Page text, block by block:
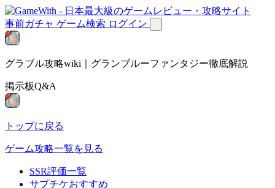
事前ガチャ ゲーム検索 ログイン
グラブル攻略wiki｜グランブルーファンタジー徹底解説
掲示板Q&A
トップに戻る
ゲーム攻略一覧を見る
SSR評価一覧
サプチケおすすめ